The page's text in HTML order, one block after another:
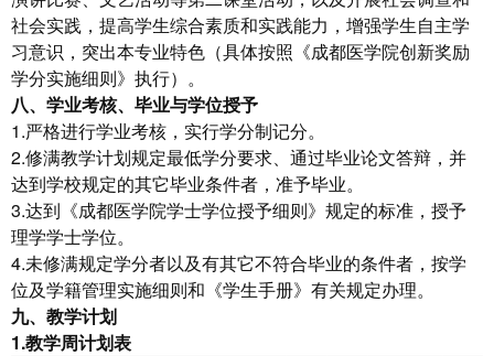
社会实践，提高学生综合素质和实践能力，增强学生自主学
习意识，突出本专业特色（具体按照《成都医学院创新奖励
学分实施细则》执行）。
八、学业考核、毕业与学位授予
1.严格进行学业考核，实行学分制记分。
2.修满教学计划规定最低学分要求、通过毕业论文答辩，并
达到学校规定的其它毕业条件者，准予毕业。
3.达到《成都医学院学士学位授予细则》规定的标准，授予
理学学士学位。
4.未修满规定学分者以及有其它不符合毕业的条件者，按学
位及学籍管理实施细则和《学生手册》有关规定办理。
九、教学计划
1.教学周计划表